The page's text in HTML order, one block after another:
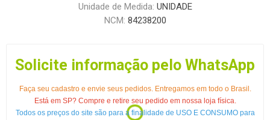
Unidade de Medida: UNIDADE
NCM: 84238200
Solicite informação pelo WhatsApp
Faça seu cadastro e envie seus pedidos. Entregamos em todo o Brasil.
Está em SP? Compre e retire seu pedido em nossa loja física.
Todos os preços do site são para a finalidade de USO E CONSUMO para